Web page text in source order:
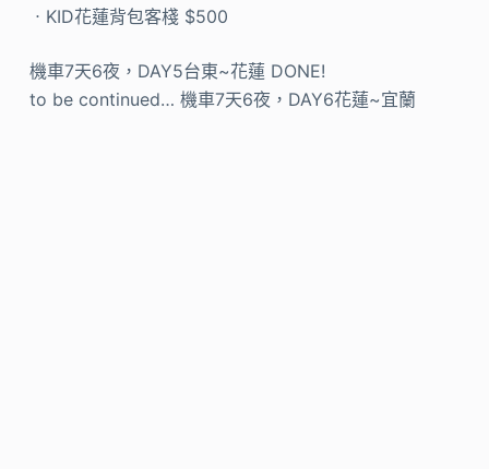
ㆍKID花蓮背包客棧 $500
機車7天6夜，DAY5台東~花蓮 DONE!
to be continued… 機車7天6夜，DAY6花蓮~宜蘭